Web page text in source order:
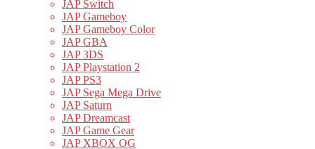
JAP Switch
JAP Gameboy
JAP Gameboy Color
JAP GBA
JAP 3DS
JAP Playstation 2
JAP PS3
JAP Sega Mega Drive
JAP Saturn
JAP Dreamcast
JAP Game Gear
JAP XBOX OG